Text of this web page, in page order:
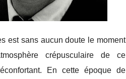
est sans aucun doute le moment
crépusculaire de ce
En cette époque de